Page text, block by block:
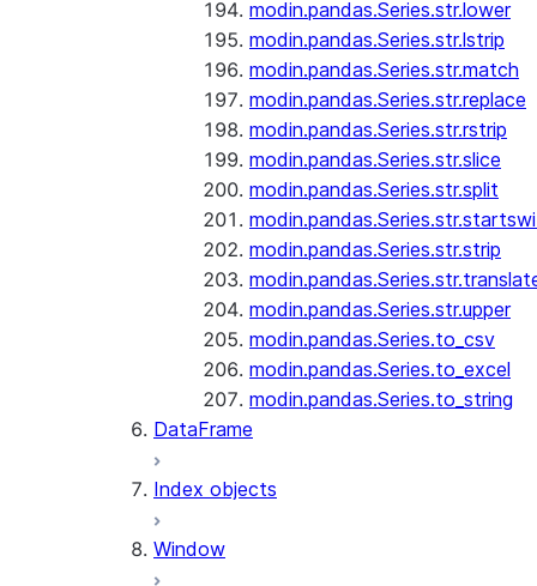
modin.pandas.Series.str.lower
modin.pandas.Series.str.lstrip
modin.pandas.Series.str.match
modin.pandas.Series.str.replace
modin.pandas.Series.str.rstrip
modin.pandas.Series.str.slice
modin.pandas.Series.str.split
modin.pandas.Series.str.strip
modin.pandas.Series.str.upper
modin.pandas.Series.to_csv
modin.pandas.Series.to_excel
modin.pandas.Series.to_string
DataFrame
Index objects
Window